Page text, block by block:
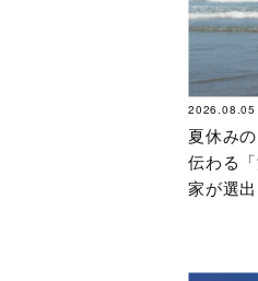
2026.08.05
夏休み
伝わる
家が選出